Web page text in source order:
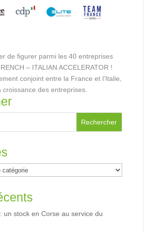
de figurer parmi les 40 entreprises
– ITALIAN ACCELERATOR !
conjoint entre la France et l’Italie,
croissance des entreprises.
un stock en Corse au service du